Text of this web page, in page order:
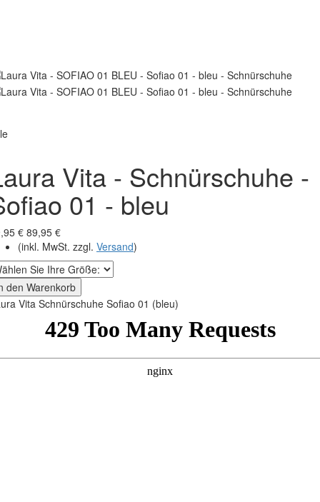
Vita - Schnürschuhe -
01 - bleu
€ 89,95 €
(inkl. MwSt. zzgl. Versand)
den Warenkorb
Vita Schnürschuhe Sofiao 01 (bleu)